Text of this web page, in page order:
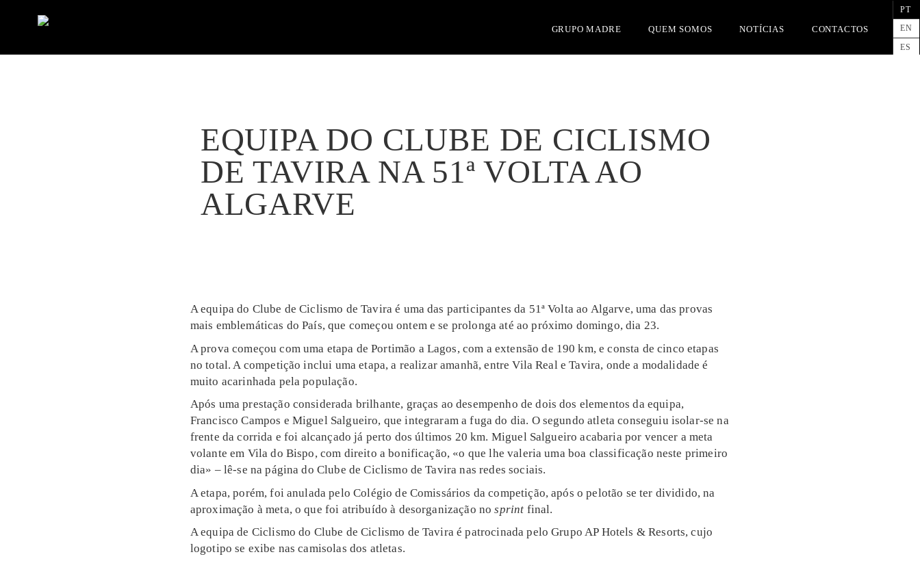
GRUPO MADRE QUEM SOMOS NOTÍCIAS CONTACTOS
EQUIPA DO CLUBE DE CICLISMO
DE TAVIRA NA 51ª VOLTA AO
ALGARVE
A equipa do Clube de Ciclismo de Tavira é uma das participantes da 51ª Volta ao Algarve, uma das provas
mais emblemáticas do País, que começou ontem e se prolonga até ao próximo domingo, dia 23.
A prova começou com uma etapa de Portimão a Lagos, com a extensão de 190 km, e consta de cinco etapas
no total. A competição inclui uma etapa, a realizar amanhã, entre Vila Real e Tavira, onde a modalidade é
muito acarinhada pela população.
Após uma prestação considerada brilhante, graças ao desempenho de dois dos elementos da equipa,
Francisco Campos e Miguel Salgueiro, que integraram a fuga do dia. O segundo atleta conseguiu isolar-se na
frente da corrida e foi alcançado já perto dos últimos 20 km. Miguel Salgueiro acabaria por vencer a meta
volante em Vila do Bispo, com direito a bonificação, «o que lhe valeria uma boa classificação neste primeiro
dia» – lê-se na página do Clube de Ciclismo de Tavira nas redes sociais.
A etapa, porém, foi anulada pelo Colégio de Comissários da competição, após o pelotão se ter dividido, na
aproximação à meta, o que foi atribuído à desorganização nosprint final.
A equipa de Ciclismo do Clube de Ciclismo de Tavira é patrocinada pelo Grupo AP Hotels & Resorts, cujo
logotipo se exibe nas camisolas dos atletas.
PT
EN
ES